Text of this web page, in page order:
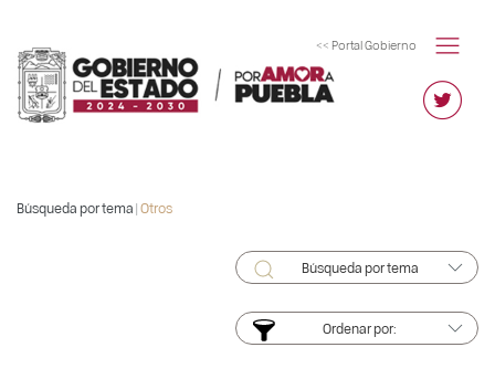
<< Portal Gobierno
Búsqueda por tema |Otros
Búsqueda por tema
Ordenar por: